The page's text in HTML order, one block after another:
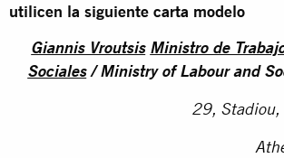
utilicen la siguiente carta modelo
Giannis Vroutsis Ministro de
Sociales/ Ministry of Labour and
29,